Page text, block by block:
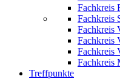
Fachkreis
Fachkreis
Fachkreis
Fachkreis
Fachkreis
Fachkreis
Treffpunkte